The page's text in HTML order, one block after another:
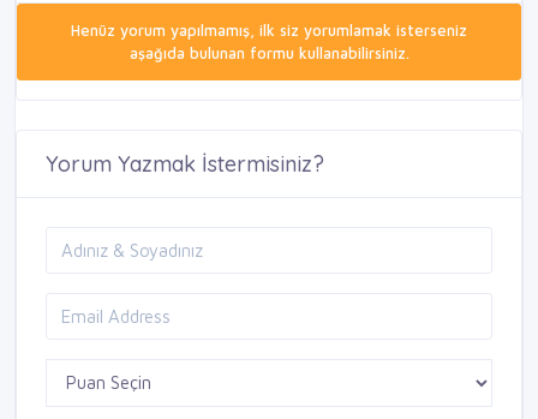
Henüz yorum yapılmamış, ilk siz yorumlamak isterseniz
aşağıda bulunan formu kullanabilirsiniz.
Yorum Yazmak İstermisiniz?